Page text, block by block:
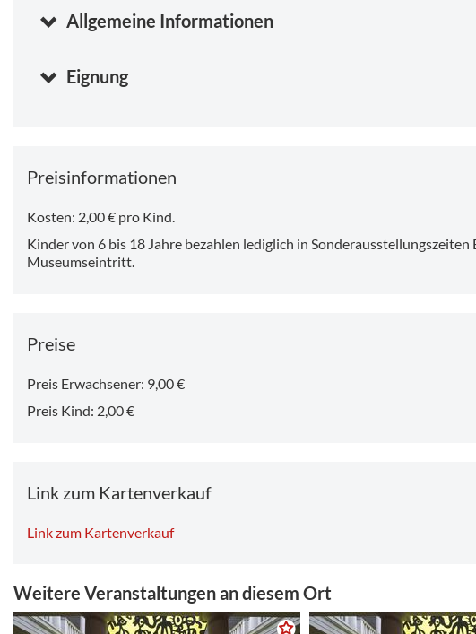
Allgemeine Informationen
Eignung
Preisinformationen
Kosten: 2,00 € pro Kind.
Kinder von 6 bis 18 Jahre bezahlen lediglich in
Museumseintritt.
Preise
Preis Erwachsener: 9,00 €
Preis Kind: 2,00 €
Link zum Kartenverkauf
Link zum Kartenverkauf
Weitere Veranstaltungen an diesem Ort